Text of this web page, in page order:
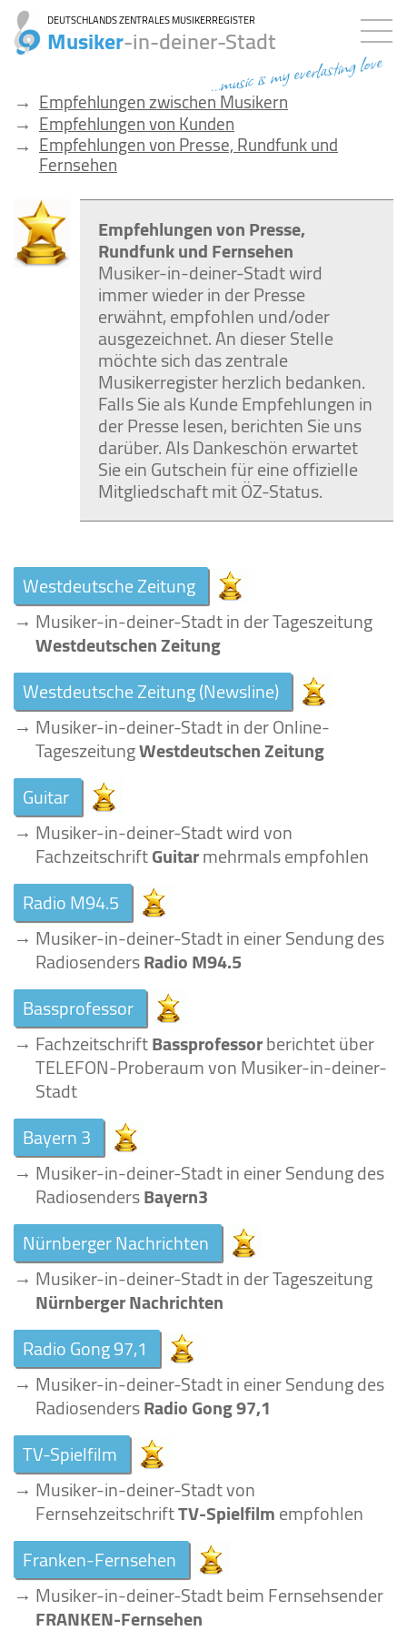
DEUTSCHLANDS ZENTRALES MUSIKERREGISTER
Musiker-in-deiner-Stadt
...music is my everlasting love
→ Empfehlungen zwischen Musikern
→ Empfehlungen von Kunden
→ Empfehlungen von Presse, Rundfunk und
Fernsehen
Empfehlungen von Presse,
Rundfunk und Fernsehen
Musiker-in-deiner-Stadt wird
immer wieder in der Presse
erwähnt, empfohlen und/oder
ausgezeichnet. An dieser Stelle
möchte sich das zentrale
Musikerregister herzlich bedanken.
Falls Sie als Kunde Empfehlungen in
der Presse lesen, berichten Sie uns
darüber. Als Dankeschön erwartet
Sie ein Gutschein für eine offizielle
Mitgliedschaft mit ÖZ-Status.
Westdeutsche Zeitung
→ Musiker-in-deiner-Stadt in der Tageszeitung
Westdeutschen Zeitung
Westdeutsche Zeitung (Newsline)
→ Musiker-in-deiner-Stadt in der Online-
TageszeitungWestdeutschen Zeitung
Guitar
→ Musiker-in-deiner-Stadt wird von
FachzeitschriftGuitarmehrmals empfohlen
Radio M94.5
→ Musiker-in-deiner-Stadt in einer Sendung des
RadiosendersRadio M94.5
Bassprofessor
→ FachzeitschriftBassprofessorberichtet über
TELEFON-Proberaum von Musiker-in-deiner-
Stadt
Bayern 3
→ Musiker-in-deiner-Stadt in einer Sendung des
RadiosendersBayern3
Nürnberger Nachrichten
→ Musiker-in-deiner-Stadt in der Tageszeitung
Nürnberger Nachrichten
Radio Gong 97,1
→ Musiker-in-deiner-Stadt in einer Sendung des
RadiosendersRadio Gong 97,1
TV-Spielfilm
→ Musiker-in-deiner-Stadt von
FernsehzeitschriftTV-Spielfilmempfohlen
Franken-Fernsehen
→ Musiker-in-deiner-Stadt beim Fernsehsender
FRANKEN-Fernsehen